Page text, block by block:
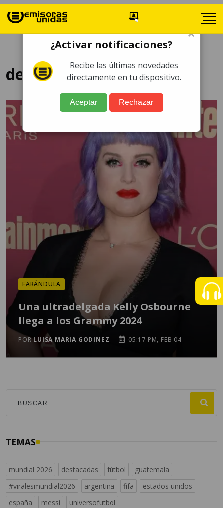
delgada figura
FARÁNDULA
Una ultradelgada Kelly Osbourne
llega a los Grammy 2024
PORLUISA MARIA GODINEZ 05:17 PM, FEB 04
TEMAS
mundial 2026 destacadas fútbol
guatemala
#viralesmundial2026
argentina fifa
estados unidos
españa
messi universofutbol
×
¿Activar notificaciones?
Recibe las últimas novedades
directamente en tu dispositivo.
Aceptar Rechazar